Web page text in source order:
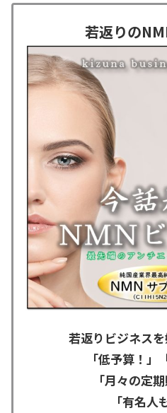
若返りの
若返りビジネス
「低予算！」
「月々の定
「有名人